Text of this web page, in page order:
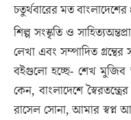
চতুর্থবারের মত বাংলাদেশের
শিল্প সংস্কৃতি ও
লেখা এবং সম্পাদিত
বইগুলো হচ্ছে- শেখ মুজিব
কেন, বাংলাদেশে
রাসেল সোনা, আমার স্বপ্ন